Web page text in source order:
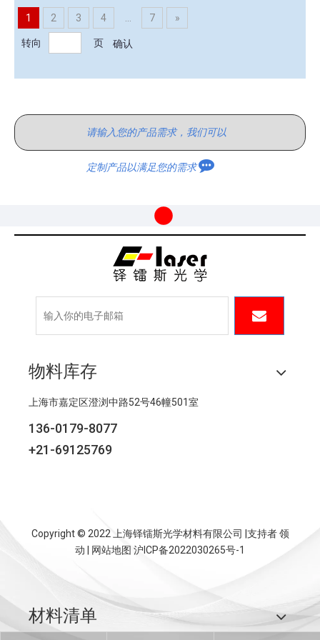
1 2 3 4 7 »
转向 页 确认
请输入您的产品需求，我们可以
定制产品以满足您的需求
物料库存
上海市嘉定区澄浏中路52号46幢501室
136-0179-8077
+21-69125769
Copyright © 2022 上海铎镭斯光学材料有限公司 |支持者领
动
网站地图 沪ICP备2022030265号-1
材料清单